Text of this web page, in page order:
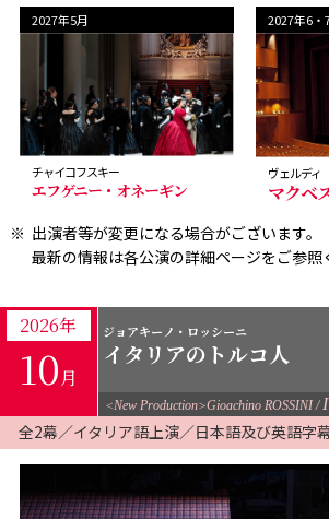
2027年5月
チャイコフスキー
エフゲニー・オネーギン
2027年6・
ヴェルディ
マクベ
出演者等が変更になる場合がございます。
最新の情報は各公演の詳細ページをご参照
2026年
10月
ジョアキーノ・ロッシーニ
イタリアのトルコ人
<New Production>Gioachino ROSSINI
全2幕／イタリア語上演／日本語及び英語字